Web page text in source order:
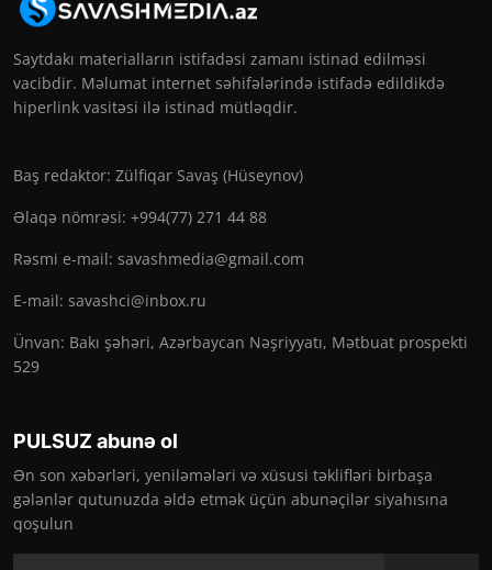
Saytdakı materialların istifadəsi zamanı istinad edilməsi
vacibdir. Məlumat internet səhifələrində istifadə edildikdə
hiperlink vasitəsi ilə istinad mütləqdir.
Baş redaktor: Zülfiqar Savaş (Hüseynov)
Əlaqə nömrəsi: +994(77) 271 44 88
Rəsmi e-mail: savashmedia@gmail.com
E-mail: savashci@inbox.ru
Ünvan: Bakı şəhəri, Azərbaycan Nəşriyyatı, Mətbuat prospekti
529
PULSUZ abunə ol
Ən son xəbərləri, yeniləmələri və xüsusi təklifləri birbaşa
gələnlər qutunuzda əldə etmək üçün abunəçilər siyahısına
qoşulun